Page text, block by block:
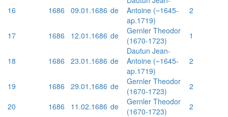
16 1686 09.01.1686 de
Antoine (~1645-
ap.1719)
2
17 1686 12.01.1686 de
Gernler Theodor
(1670-1723)
1
18 1686 23.01.1686 de
Dautun Jean-
Antoine (~1645-
ap.1719)
2
19 1686 29.01.1686 de
Gernler Theodor
(1670-1723)
2
20
1686 11.02.1686 de
Gernler Theodor
(1670-1723)
2